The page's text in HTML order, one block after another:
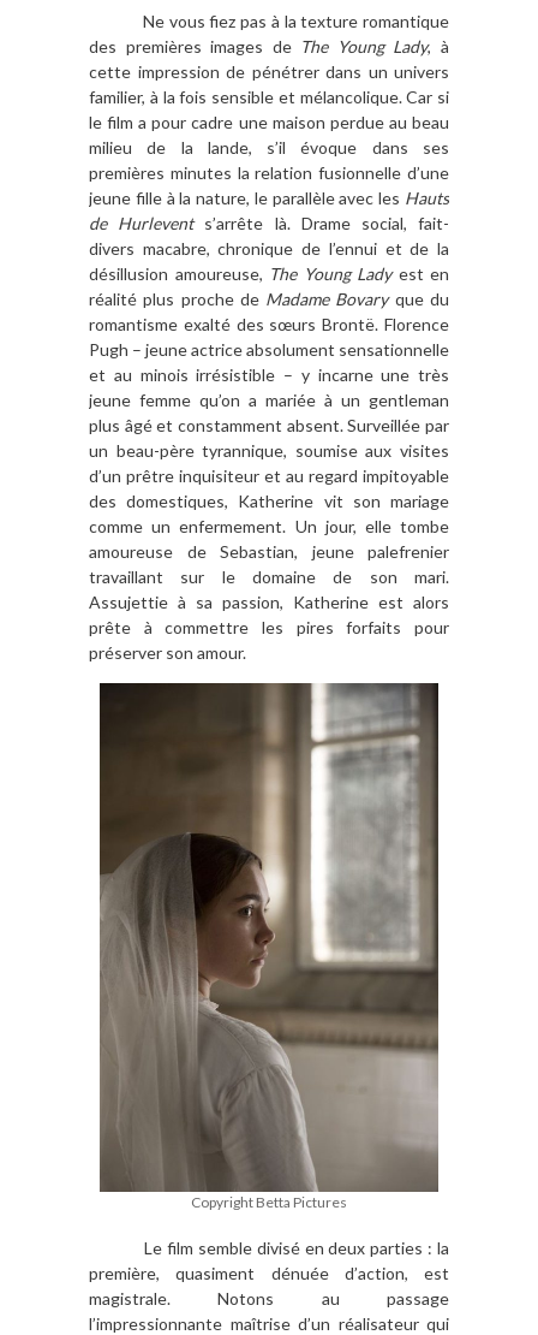
Ne vous fiez pas à la texture romantique
des premières images de The Young Lady, à
cette impression de pénétrer dans un univers
familier, à la fois sensible et mélancolique. Car si
le film a pour cadre une maison perdue au beau
milieu de la lande, s’il évoque dans ses
premières minutes la relation fusionnelle d’une
jeune fille à la nature, le parallèle avec les Hauts
de Hurlevents’arrête là. Drame social, fait-
divers macabre, chronique de l’ennui et de la
désillusion amoureuse, The Young Ladyest en
réalité plus proche de Madame Bovaryque du
romantisme exalté des sœurs Brontë. Florence
Pugh – jeune actrice absolument sensationnelle
et au minois irrésistible – y incarne une très
jeune femme qu’on a mariée à un gentleman
plus âgé et constamment absent. Surveillée par
un beau-père tyrannique, soumise aux visites
d’un prêtre inquisiteur et au regard impitoyable
des domestiques, Katherine vit son mariage
comme un enfermement. Un jour, elle tombe
amoureuse de Sebastian, jeune palefrenier
travaillant sur le domaine de son mari.
Assujettie à sa passion, Katherine est alors
prête à commettre les pires forfaits pour
préserver son amour.
Copyright Betta Pictures
Le film semble divisé en deux parties : la
première, quasiment dénuée d’action, est
magistrale. Notons au passage
l’impressionnante maîtrise d’un réalisateur qui